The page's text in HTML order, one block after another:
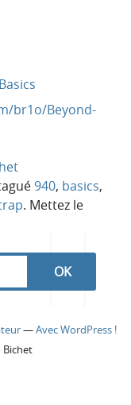
br1o/Beyond-
940, basics,
. Mettez le
—Avec WordPress !
Bichet